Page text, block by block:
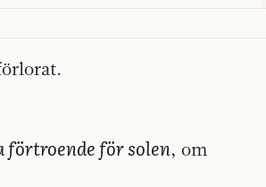
förtroende för solen, om